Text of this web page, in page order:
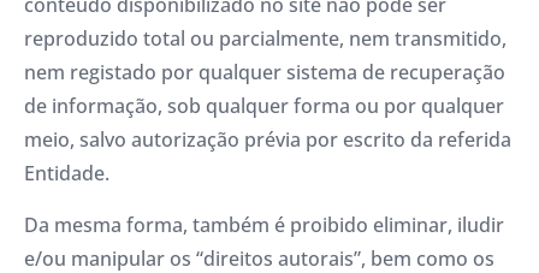
reproduzido total ou parcialmente, nem transmitido,
nem registado por qualquer sistema de recuperação
de informação, sob qualquer forma ou por qualquer
meio, salvo autorização prévia por escrito da referida
Entidade.
Da mesma forma, também é proibido eliminar, iludir
e/ou manipular os “direitos autorais”, bem como os